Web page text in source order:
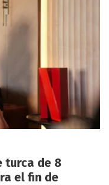
turca de 8
el fin de